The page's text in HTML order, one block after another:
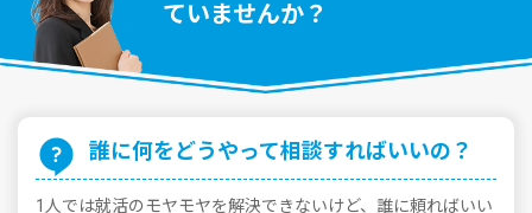
ていませんか？
誰に何をどうやって相談すればいいの？
1⼈では就活のモヤモヤを解決できないけど、誰に頼ればいい